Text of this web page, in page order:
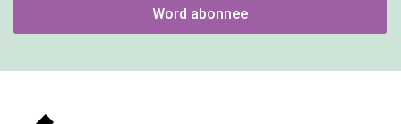
Word abonnee